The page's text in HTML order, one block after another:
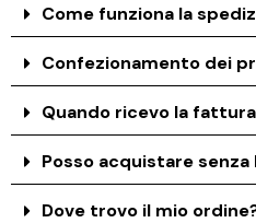
Come funziona la
Confezionamento dei
Quando ricevo la
Posso acquistare senza
Dove trovo il mio